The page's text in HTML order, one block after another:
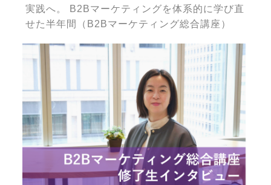
実践へ。 B2Bマーケティングを体系的に学び直
せた半年間（B2Bマーケティング総合講座）